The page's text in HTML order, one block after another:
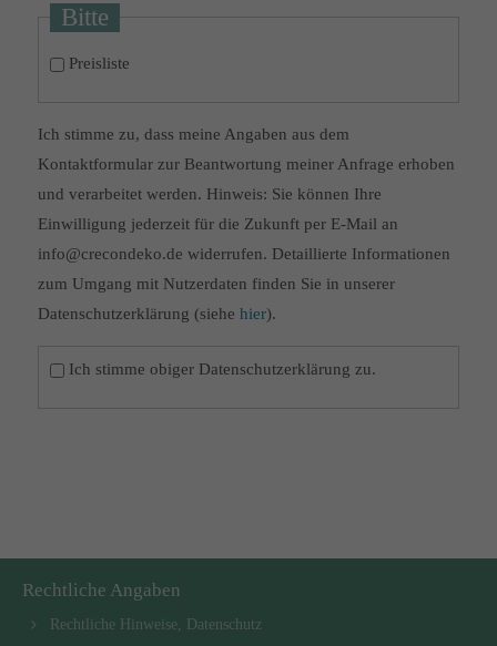
Bitte
Preisliste
Ich stimme zu, dass meine Angaben aus dem
Kontaktformular zur Beantwortung meiner Anfrage erhoben
und verarbeitet werden. Hinweis: Sie können Ihre
Einwilligung jederzeit für die Zukunft per E-Mail an
info@crecondeko.de widerrufen. Detaillierte Informationen
zum Umgang mit Nutzerdaten finden Sie in unserer
Datenschutzerklärung (siehe hier).
Ich stimme obiger Datenschutzerklärung zu.
Rechtliche Angaben
Rechtliche Hinweise, Datenschutz